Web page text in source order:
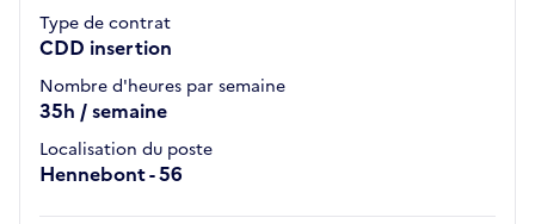
Type de contrat
CDD insertion
Nombre d'heures par semaine
35h / semaine
Localisation du poste
Hennebont - 56